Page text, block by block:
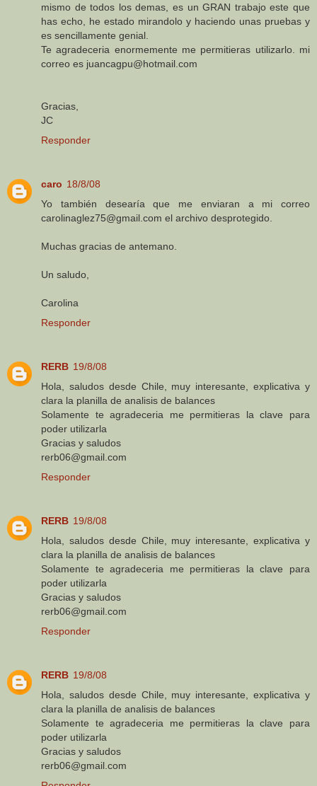
mismo de todos los demas, es un GRAN trabajo este que
has echo, he estado mirandolo y haciendo unas pruebas y
es sencillamente genial.
Te agradeceria enormemente me permitieras utilizarlo. mi
correo es juancagpu@hotmail.com
Gracias,
JC
Responder
caro 18/8/08
Yo también desearía que me enviaran a mi correo
carolinaglez75@gmail.com el archivo desprotegido.
Muchas gracias de antemano.
Un saludo,
Carolina
Responder
RERB 19/8/08
Hola, saludos desde Chile, muy interesante, explicativa y
clara la planilla de analisis de balances
Solamente te agradeceria me permitieras la clave para
poder utilizarla
Gracias y saludos
rerb06@gmail.com
Responder
RERB 19/8/08
Hola, saludos desde Chile, muy interesante, explicativa y
clara la planilla de analisis de balances
Solamente te agradeceria me permitieras la clave para
poder utilizarla
Gracias y saludos
rerb06@gmail.com
Responder
RERB 19/8/08
Hola, saludos desde Chile, muy interesante, explicativa y
clara la planilla de analisis de balances
Solamente te agradeceria me permitieras la clave para
poder utilizarla
Gracias y saludos
rerb06@gmail.com